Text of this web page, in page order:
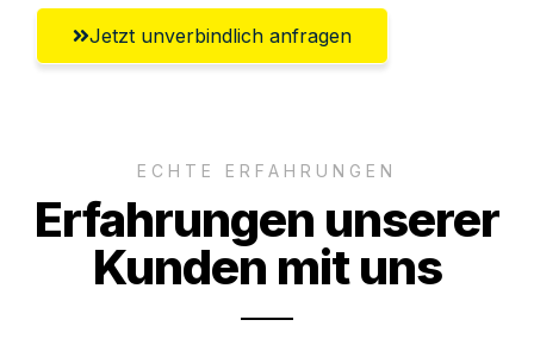
Jetzt unverbindlich anfragen
ECHTE ERFAHRUNGEN
Erfahrungen unserer
Kunden mit uns